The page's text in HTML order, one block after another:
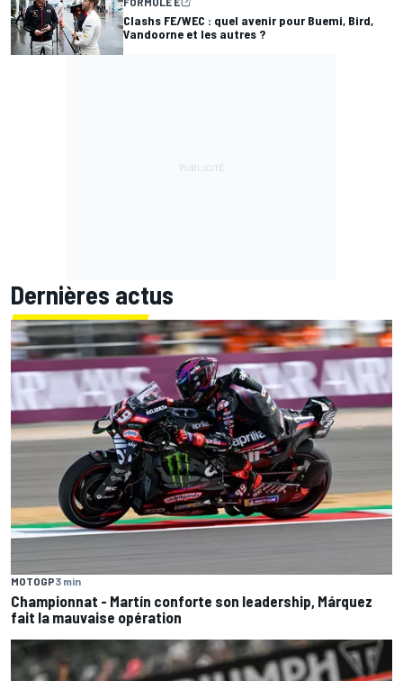
Clashs FE/WEC : quel avenir pour Buemi, Bird,
Vandoorne et les autres ?
Dernières actus
MOTOGP3 min
Championnat - Martín conforte son leadership, Márquez
fait la mauvaise opération